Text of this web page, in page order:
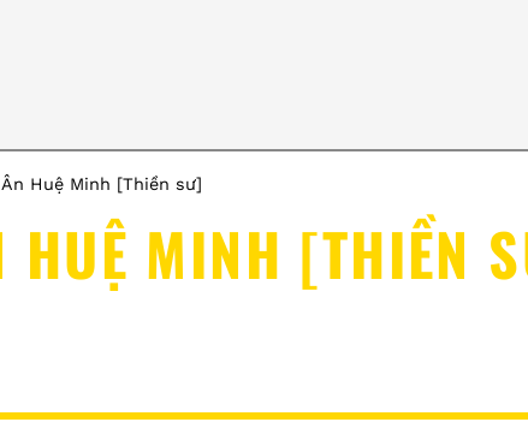
Ân Huệ Minh [Thiền sư]
HUỆ MINH [THIỀN